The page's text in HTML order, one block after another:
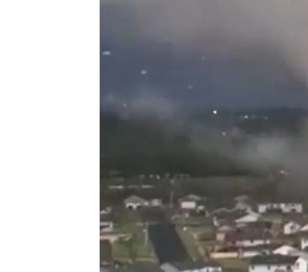
Ángela Clemente
Publicado: 02 de mayo de 2022,
Un tornado pone a la
provocando la destrucción
dejando a miles de
tres muertos porque arrasa
Estetornado de Kansas
literalmente, ha destruido